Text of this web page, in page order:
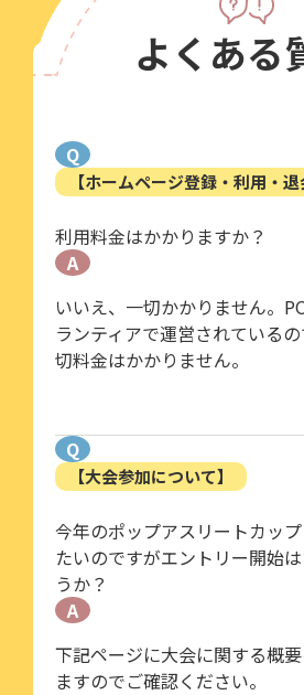
よくある
Q
【ホームページ登録・利用・退
利用料金はかかりますか？
A
いいえ、一切かかりません。
ランティアで運営されている
切料金はかかりません。
Q
【大会参加について】
今年のポップアスリートカッ
たいのですがエントリー開始
うか？
A
下記ページに大会に関する概
ますのでご確認ください。